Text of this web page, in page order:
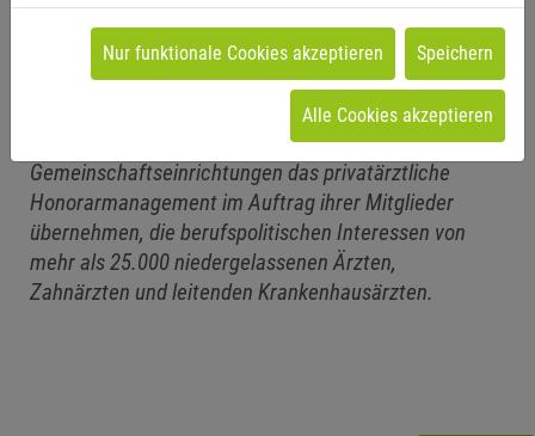
Der PVS Verband vertritt als Dachorganisation von
Verrechnungsstellen, die als ärztliche
Gemeinschaftseinrichtungen das privatärztliche
Honorarmanagement im Auftrag ihrer Mitglieder
übernehmen, die berufspolitischen Interessen von
mehr als 25.000 niedergelassenen Ärzten,
Zahnärzten und leitenden Krankenhausärzten.
Nur funktionale Cookies akzeptieren Speichern
Alle Cookies akzeptieren